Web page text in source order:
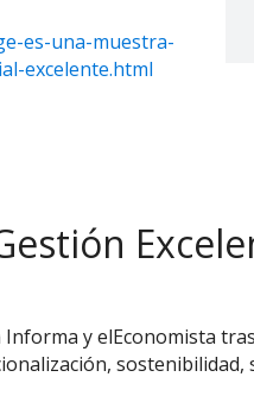
es-una-muestra-
excelente.html
y elEconomista